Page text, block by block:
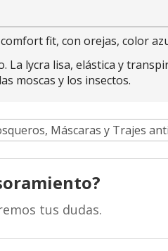
comfort fit, con orejas, color
La lycra lisa, elástica y
moscas y los insectos.
Máscaras y Trajes
tus dudas.